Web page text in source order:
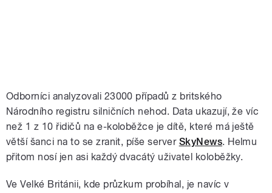
Odborníci analyzovali 23000 případů z britského
Národního registru silničních nehod. Data ukazují, že víc
než 1 z 10 řidičů na e-koloběžce je dítě, které má ještě
větší šanci na to se zranit, píše server SkyNews. Helmu
přitom nosí jen asi každý dvacátý uživatel koloběžky.
Ve Velké Británii, kde průzkum probíhal, je navíc v